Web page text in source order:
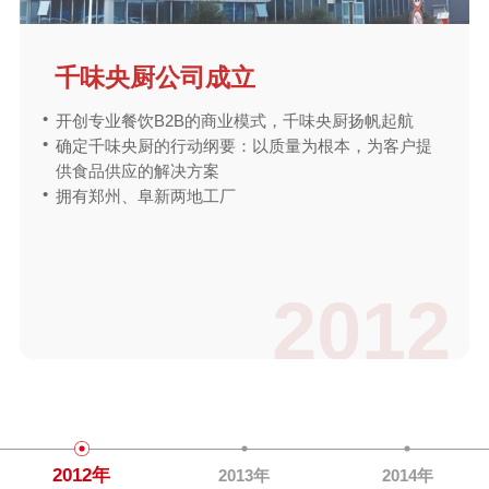
千味央厨公司成立
开创专业餐饮B2B的商业模式，千味央厨扬帆起航
确定千味央厨的行动纲要：以质量为根本，为客户提
供食品供应的解决方案
拥有郑州、阜新两地工厂
2012年 2013年 2014年